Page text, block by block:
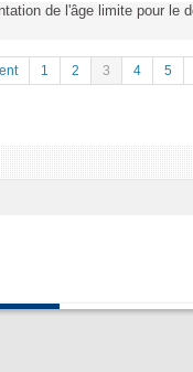
de l'âge limite pour le
1 2 3 4 5